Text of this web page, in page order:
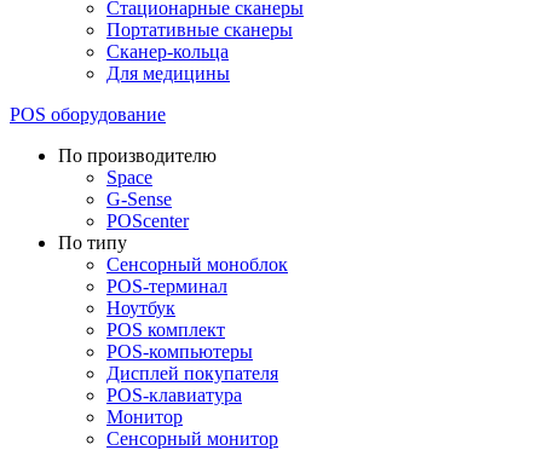
Стационарные сканеры
Портативные сканеры
Сканер-кольца
Для медицины
POS оборудование
По производителю
Space
G-Sense
POScenter
По типу
Сенсорный моноблок
POS-терминал
Ноутбук
POS комплект
POS-компьютеры
Дисплей покупателя
POS-клавиатура
Монитор
Сенсорный монитор